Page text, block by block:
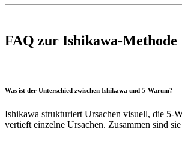
FAQ zur Ishikawa-Methode
Was ist der Unterschied zwischen Ishikawa und 5-Warum?
Ishikawa strukturiert Ursachen visuell, die 5-
vertieft einzelne Ursachen. Zusammen sind